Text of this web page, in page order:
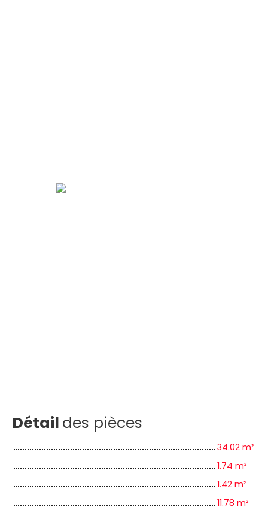
Détail des pièces
34.02 m²
1.74 m²
1.42 m²
11.78 m²